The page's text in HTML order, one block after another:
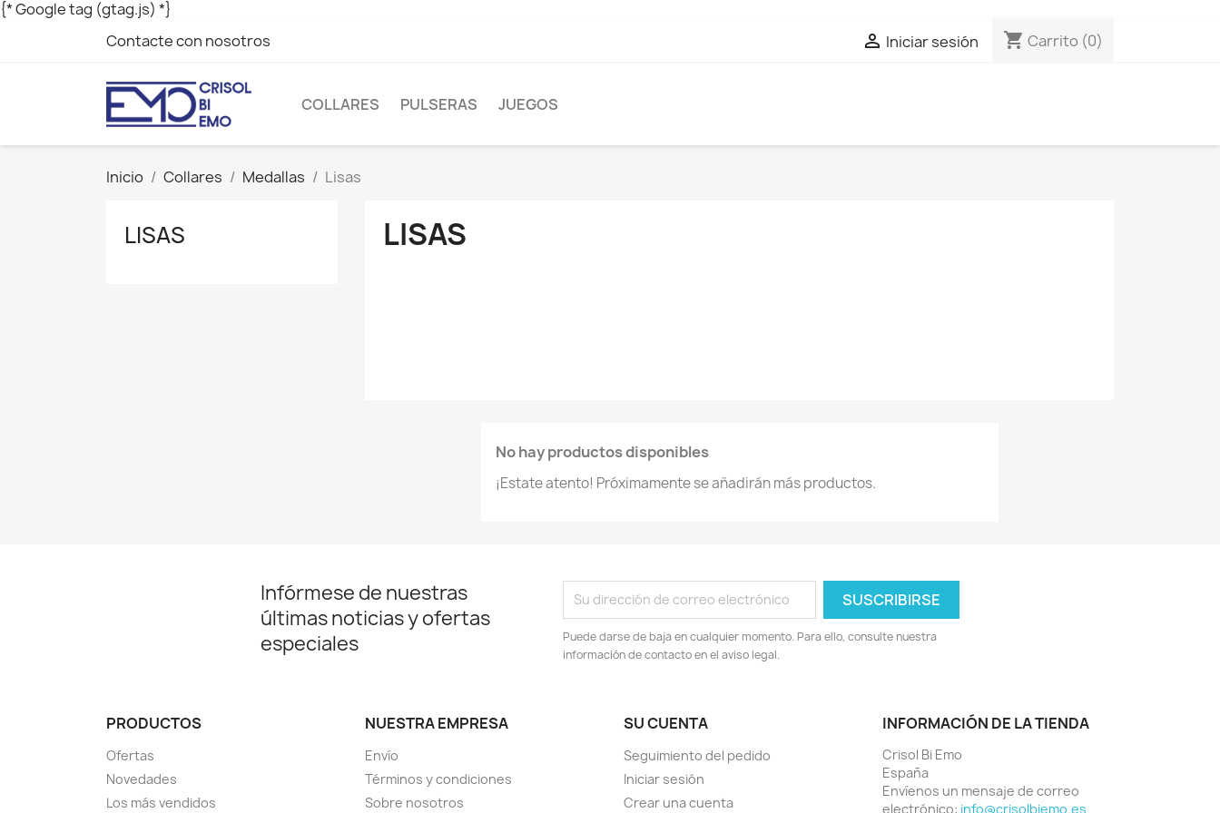
{* Google tag (gtag.js) *}
Contacte con nosotros
 Iniciar sesión shopping_cart Carrito (0)
COLLARES PULSERAS JUEGOS
Inicio Collares Medallas Lisas
LISAS LISAS
No hay productos disponibles
¡Estate atento! Próximamente se añadirán más productos.
Infórmese de nuestras
últimas noticias y ofertas
especiales
Puede darse de baja en cualquier momento. Para ello, consulte nuestra
información de contacto en el aviso legal.
PRODUCTOS
Ofertas
Novedades
Los más vendidos
NUESTRA EMPRESA
Envío
Términos y condiciones
Sobre nosotros
SU CUENTA
Seguimiento del pedido
Iniciar sesión
Crear una cuenta
INFORMACIÓN DE LA TIENDA
Crisol Bi Emo
España
Envíenos un mensaje de correo
electrónico: info@crisolbiemo.es